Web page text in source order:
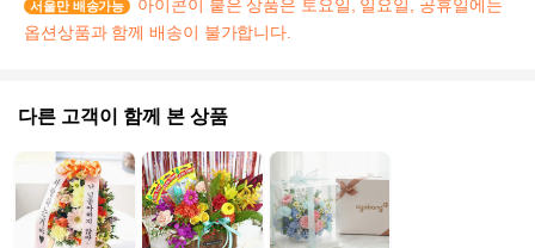
서울만 배송가능
아이콘이 붙은 상품은 토요일, 일요일, 공휴일에는
옵션상품과 함께 배송이 불가합니다.
다른 고객이 함께 본 상품